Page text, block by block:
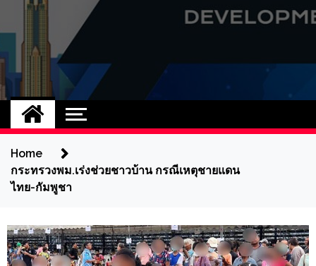
UCD
NEW
Home
กระทรวงพม.เร่งช่วยชาวบ้าน กรณีเหตุชายแดน
ไทย-กัมพูชา